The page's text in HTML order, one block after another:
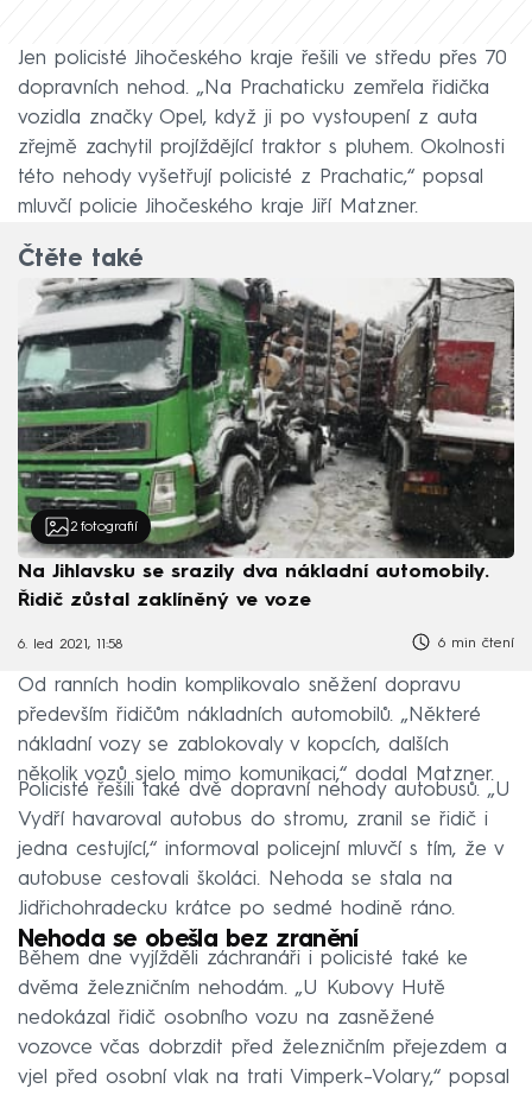
Jen policisté Jihočeského kraje řešili ve středu přes 70
dopravních nehod. „Na Prachaticku zemřela řidička
vozidla značky Opel, když ji po vystoupení z auta
zřejmě zachytil projíždějící traktor s pluhem. Okolnosti
této nehody vyšetřují policisté z Prachatic,“ popsal
mluvčí policie Jihočeského kraje Jiří Matzner.
Čtěte také
2 fotografií
Na Jihlavsku se srazily dva nákladní automobily.
Řidič zůstal zaklíněný ve voze
6. led 2021, 11:58 6 min čtení
Od ranních hodin komplikovalo sněžení dopravu
především řidičům nákladních automobilů. „Některé
nákladní vozy se zablokovaly v kopcích, dalších
několik vozů sjelo mimo komunikaci,“ dodal Matzner.
Policisté řešili také dvě dopravní nehody autobusů. „U
Vydří havaroval autobus do stromu, zranil se řidič i
jedna cestující,“ informoval policejní mluvčí s tím, že v
autobuse cestovali školáci. Nehoda se stala na
Jidřichohradecku krátce po sedmé hodině ráno.
Nehoda se obešla bez zranění
Během dne vyjížděli záchranáři i policisté také ke
dvěma železničním nehodám. „U Kubovy Hutě
nedokázal řidič osobního vozu na zasněžené
vozovce včas dobrzdit před železničním přejezdem a
vjel před osobní vlak na trati Vimperk–Volary,“ popsal